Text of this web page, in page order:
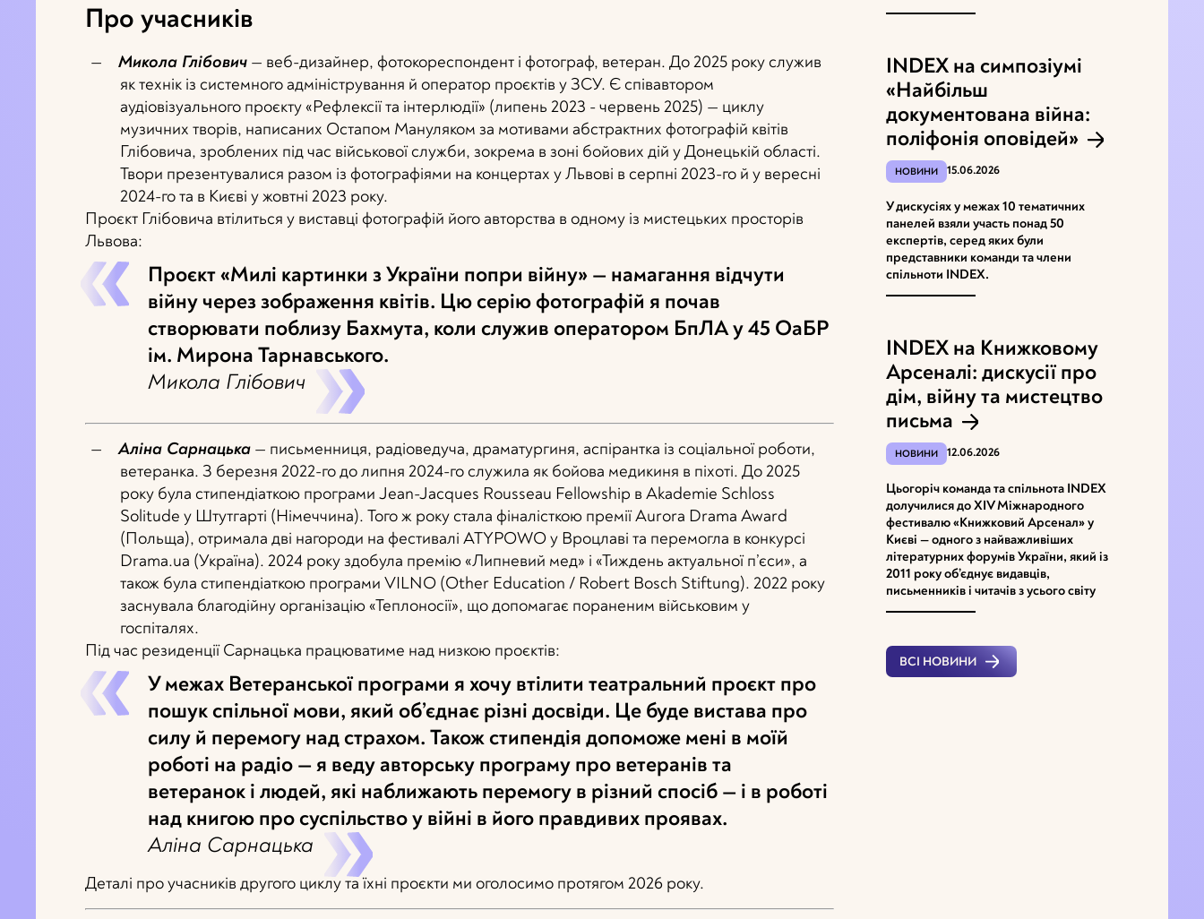
Про учасників
Микола Глібович — веб-дизайнер, фотокореспондент і фотограф, ветеран. До 2025 року служив
як технік із системного адміністрування й оператор проєктів у ЗСУ. Є співавтором
аудіовізуального проєкту «Рефлексії та інтерлюдії» (липень 2023 - червень 2025) — циклу
музичних творів, написаних Остапом Мануляком за мотивами абстрактних фотографій квітів
Глібовича, зроблених під час військової служби, зокрема в зоні бойових дій у Донецькій області.
Твори презентувалися разом із фотографіями на концертах у Львові в серпні 2023-го й у вересні
2024-го та в Києві у жовтні 2023 року.
Проєкт Глібовича втілиться у виставці фотографій його авторства в одному із мистецьких просторів
Львова:
Проєкт «Милі картинки з України попри війну» — намагання відчути
війну через зображення квітів. Цю серію фотографій я почав
створювати поблизу Бахмута, коли служив оператором БпЛА у 45 ОаБР
ім. Мирона Тарнавського.
Микола Глібович
Аліна Сарнацька — письменниця, радіоведуча, драматургиня, аспірантка із соціальної роботи,
ветеранка. З березня 2022-го до липня 2024-го служила як бойова медикиня в піхоті. До 2025
року була стипендіаткою програми Jean-Jacques Rousseau Fellowship в Akademie Schloss
Solitude у Штутгарті (Німеччина). Того ж року стала фіналісткою премії Aurora Drama Award
(Польща), отримала дві нагороди на фестивалі ATYPOWO у Вроцлаві та перемогла в конкурсі
Drama.ua (Україна). 2024 року здобула премію «Липневий мед» і «Тиждень актуальної п’єси», а
також була стипендіаткою програми VILNO (Other Education / Robert Bosch Stiftung). 2022 року
заснувала благодійну організацію «Теплоносії», що допомагає пораненим військовим у
госпіталях.
Під час резиденції Сарнацька працюватиме над низкою проєктів:
У межах Ветеранської програми я хочу втілити театральний проєкт про
пошук спільної мови, який об’єднає різні досвіди. Це буде вистава про
силу й перемогу над страхом. Також стипендія допоможе мені в моїй
роботі на радіо — я веду авторську програму про ветеранів та
ветеранок і людей, які наближають перемогу в різний спосіб — і в роботі
над книгою про суспільство у війні в його правдивих проявах.
Аліна Сарнацька
Деталі про учасників другого циклу та їхні проєкти ми оголосимо протягом 2026 року.
INDEX на симпозіумі
«Найбільш
документована війна:
поліфонія оповідей»
НОВИНИ 15.06.2026
У дискусіях у межах 10 тематичних
панелей взяли участь понад 50
експертів, серед яких були
представники команди та члени
спільноти INDEX.
INDEX на Книжковому
Арсеналі: дискусії про
дім, війну та мистецтво
письма
НОВИНИ 12.06.2026
Цьогоріч команда та спільнота INDEX
долучилися до XІV Міжнародного
фестивалю «Книжковий Арсенал» у
Києві ­— одного з найважливіших
літературних форумів України, який із
2011 року об’єднує видавців,
письменників і читачів з усього світу
ВСІ НОВИНИ